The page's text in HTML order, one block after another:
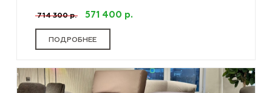
714 300 р. 571 400 р.
ПОДРОБНЕЕ